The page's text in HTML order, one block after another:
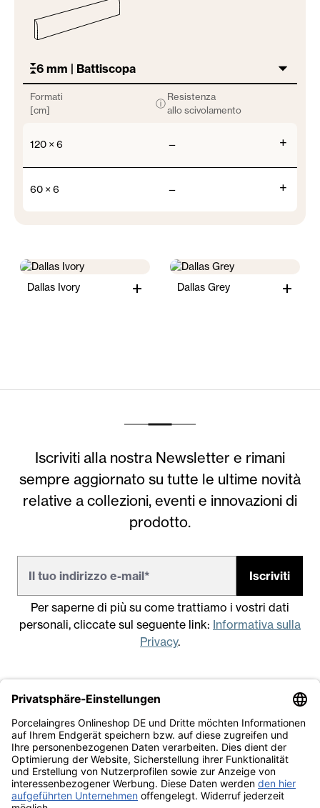
6 mm | Battiscopa
Formati
[cm]
Resistenza
allo scivolamento
ⓘ
120 × 6 — +
60 × 6 — +
Dallas Ivory Dallas Grey
Iscriviti alla nostra Newsletter e rimani
sempre aggiornato su tutte le ultime novità
relative a collezioni, eventi e innovazioni di
prodotto.
Iscriviti
Per saperne di più su come trattiamo i vostri dati
personali, cliccate sul seguente link: Informativa sulla
Privacy.
Note legali
Condizioni generali di vendita
Informativa sulla Privacy
Lavora con noi